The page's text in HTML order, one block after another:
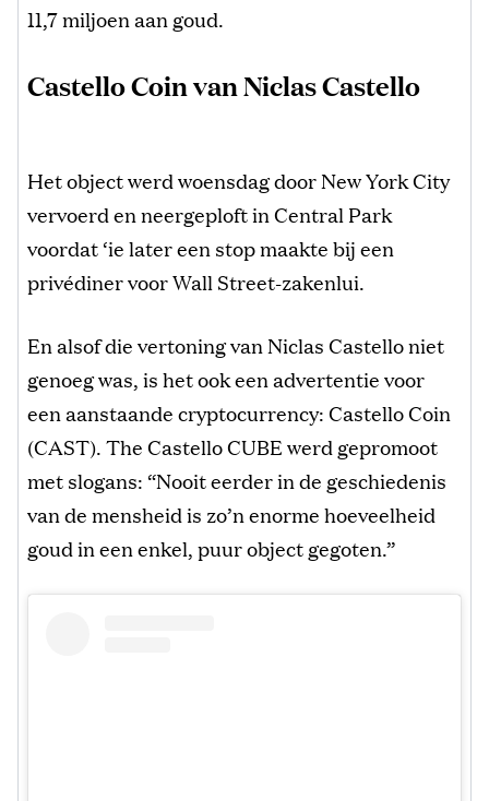
11,7 miljoen aan goud.
Castello Coin van Niclas Castello
Het object werd woensdag door New York City
vervoerd en neergeploft in Central Park
voordat ‘ie later een stop maakte bij een
privédiner voor Wall Street-zakenlui.
En alsof die vertoning van Niclas Castello niet
genoeg was, is het ook een advertentie voor
een aanstaande cryptocurrency: Castello Coin
(CAST). The Castello CUBE werd gepromoot
met slogans: “Nooit eerder in de geschiedenis
van de mensheid is zo’n enorme hoeveelheid
goud in een enkel, puur object gegoten.”